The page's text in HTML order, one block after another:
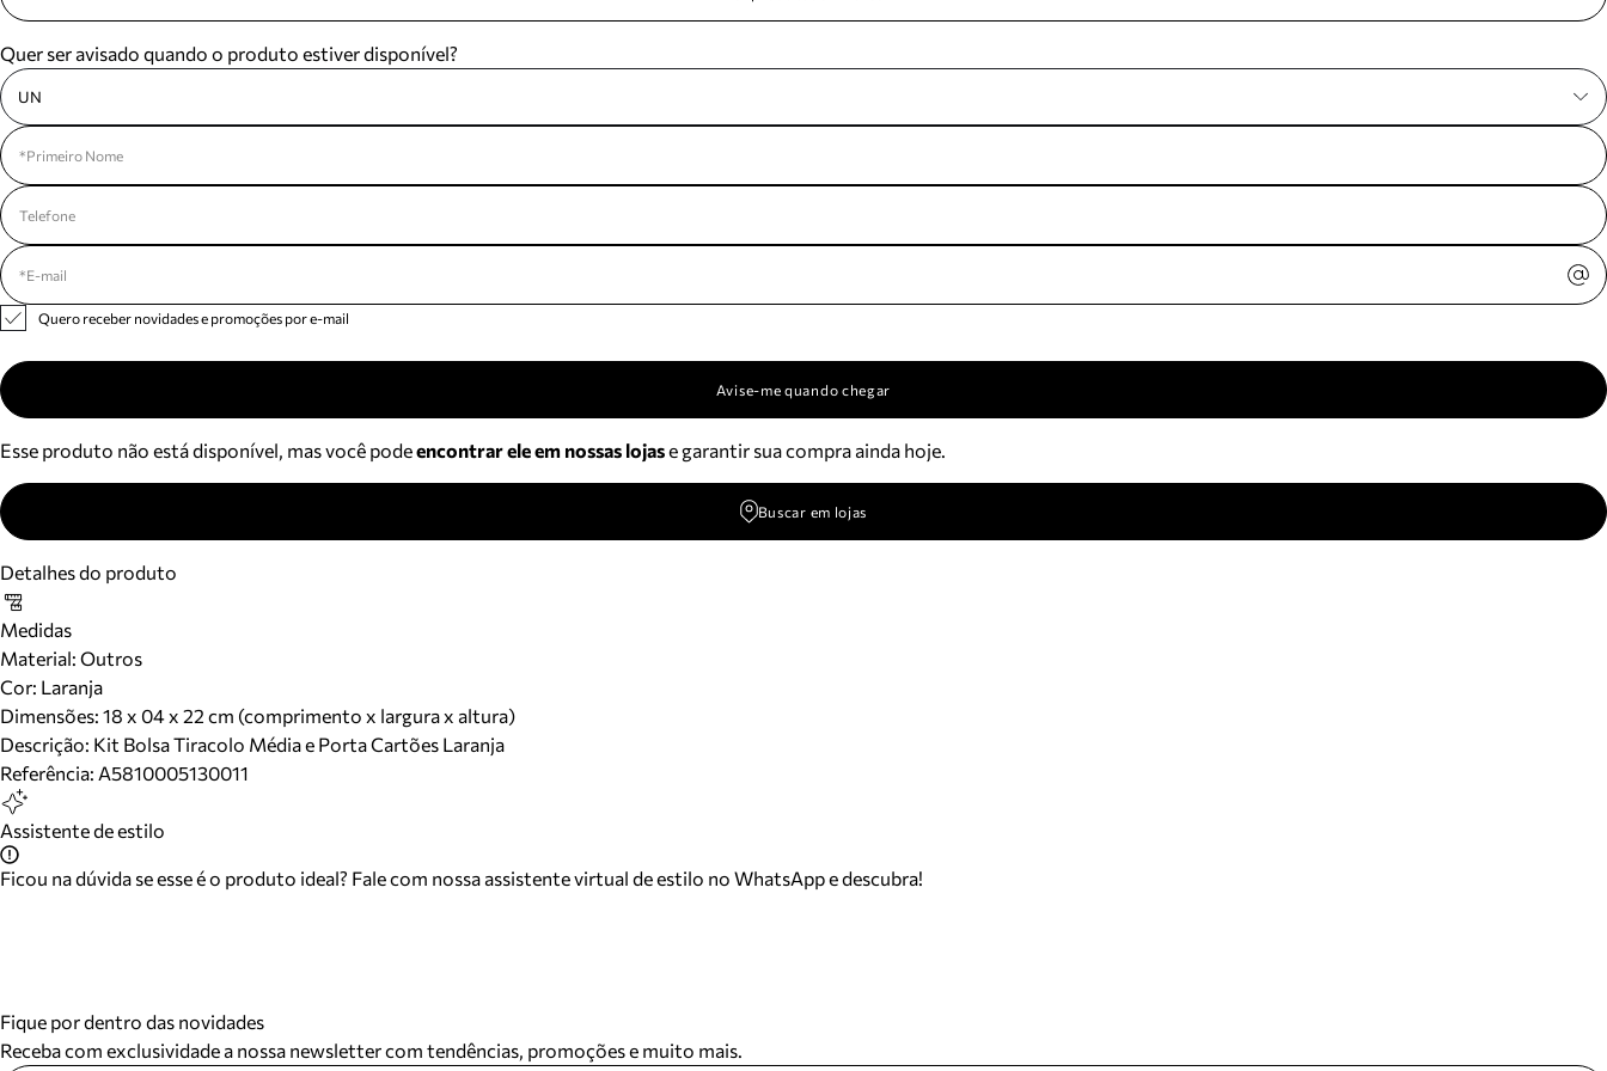
ajuda?
mais.
Acompanhe
Quer ser avisado quando o produto estiver disponível?
UN
Quero receber novidades e promoções por e-mail
Avise-me quando chegar
Esse produto não está disponível, mas você podeencontrar ele em nossas lojase garantir sua compra ainda hoje.
Buscar em lojas
Detalhes do produto
Medidas
Material: Outros
Cor: Laranja
Dimensões: 18 x 04 x 22 cm (comprimento x largura x altura)
Descrição: Kit Bolsa Tiracolo Média e Porta Cartões Laranja
Referência: A5810005130011
Assistente de estilo
Ficou na dúvida se esse é o produto ideal? Fale com nossa assistente virtual de estilo no WhatsApp e descubra!
Fique por dentro das novidades
Receba com exclusividade a nossa newsletter com tendências, promoções e muito mais.